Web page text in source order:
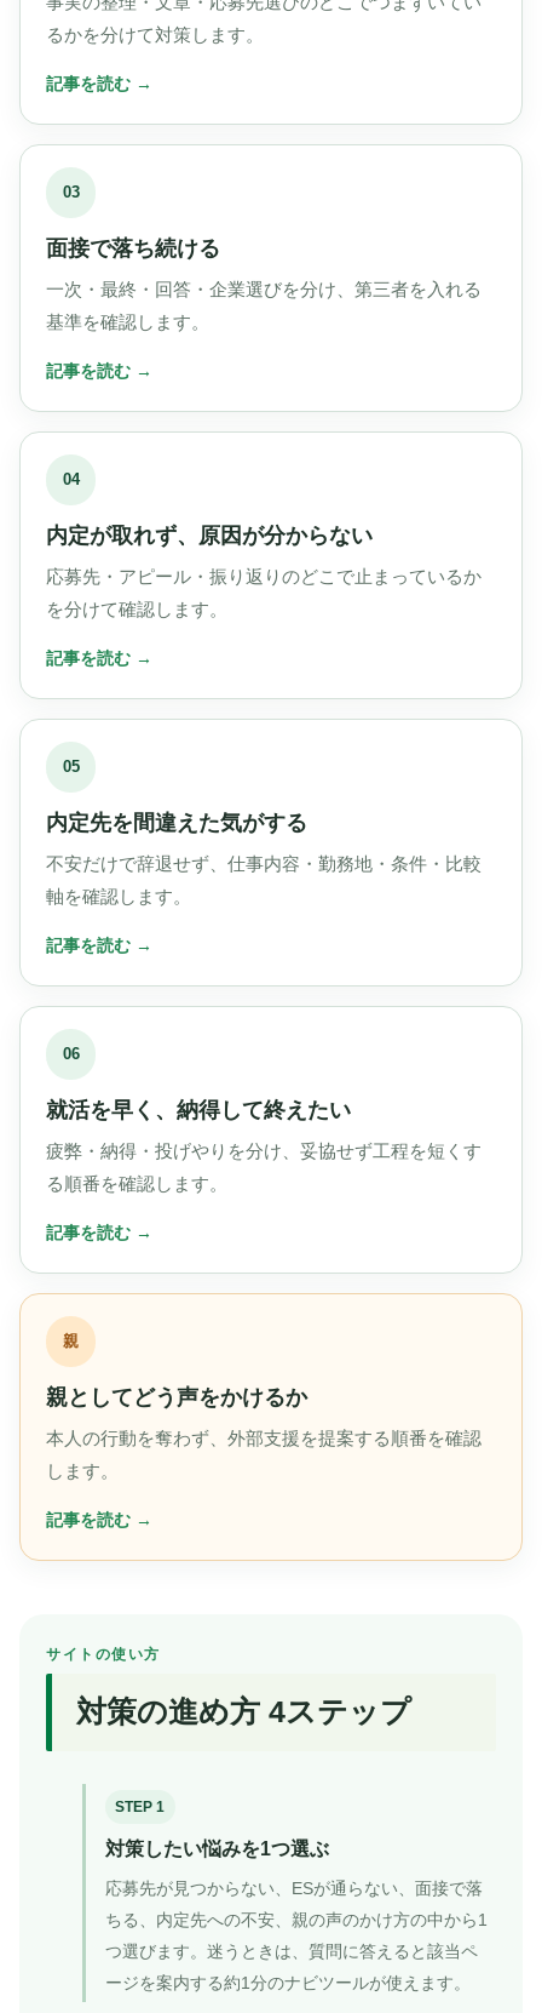
るかを分けて対策します。
03
面接で落ち続ける
一次・最終・回答・企業選びを分け、第三者を入れる
基準を確認します。
04
内定が取れず、原因が分からない
応募先・アピール・振り返りのどこで止まっているか
を分けて確認します。
05
内定先を間違えた気がする
不安だけで辞退せず、仕事内容・勤務地・条件・比較
軸を確認します。
06
就活を早く、納得して終えたい
疲弊・納得・投げやりを分け、妥協せず工程を短くす
る順番を確認します。
親
親としてどう声をかけるか
本人の行動を奪わず、外部支援を提案する順番を確認
します。
サイトの使い方
対策の進め方 4ステップ
STEP 1
対策したい悩みを1つ選ぶ
応募先が見つからない、ESが通らない、面接で落
ちる、内定先への不安、親の声のかけ方の中から1
つ選びます。迷うときは、質問に答えると該当ペ
ージを案内する約1分のナビツールが使えます。